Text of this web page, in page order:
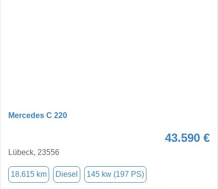
Mercedes C 220
43.590 €
Lübeck, 23556
18.615 km Diesel 145 kw (197 PS)